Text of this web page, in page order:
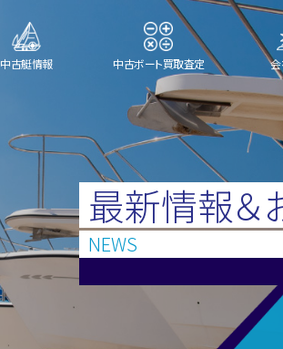
中古艇情報 中古ボート買取査定
最新情報＆
NEWS